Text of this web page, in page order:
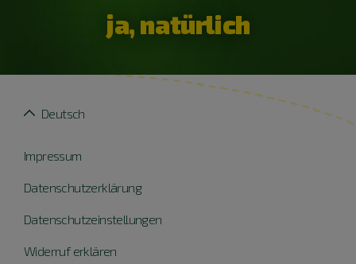
ja, natürlich
Impressum
Datenschutzerklärung
Datenschutzeinstellungen
Widerruf erklären
Deutsch